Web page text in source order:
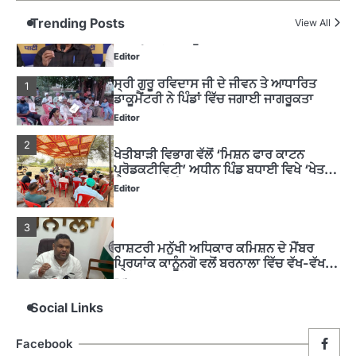
Trending Posts View All
5
ਮੋਦੀ ਜੀ ਪੁਲਿਸ ਦੇ ਦਮ ‘ਤੇ ਨੈਸ਼ਨਲ ਟਾਊਨਹਾਲ
ਹਨ- ਕੇਜਰੀਵਾਲ
Editor
1
ਸ੍ਰੀ ਗੁਰੂ ਰਵਿਦਾਸ ਜੀ ਦੇ ਜੀਵਨ ਤੇ ਆਧਾਰਿਤ
ਡਾਕੂਮੈਂਟਰੀ ਨੇ ਪਿੰਡਾਂ ਵਿੱਚ ਜਗਾਈ ਜਾਗਰੂਕਤਾ
Editor
2
ਖੇਤੀਬਾੜੀ ਵਿਭਾਗ ਵੱਲੋਂ ‘ਮਿਸ਼ਨ ਫਾਰ ਕਾਟਨ
ਪ੍ਰੋਡਕਟੀਵਿਟੀ’ ਅਧੀਨ ਪਿੰਡ ਬਧਾਈ ਵਿਖੇ ‘ਖੇਤ
ਦਿਵਸ’ ਆਯੋਜਿਤ
Editor
3
ਰਾਸ਼ਟਰੀ ਮਨੁੱਖੀ ਅਧਿਕਾਰ ਕਮਿਸ਼ਨ ਦੇ ਮੈਂਬਰ
ਪ੍ਰਿਯਾਂਕ ਕਾਨੂੰਨਗੋ ਵਲੋਂ ਬਰਨਾਲਾ ਵਿੱਚ ਵੱਖ-ਵੱਖ
ਸਕੀਮਾਂ ਦਾ ਜਾਇਜ਼ਾ
Editor
ਹੁਸ਼ਿਆਰਪੁਰ ਜ਼ਿਲ੍ਹੇ ਵ‘ ਈ.ਐੱਫ. ਡਿਜੀਟਾਈਜ਼ੇਸ਼ਨ
Social Links
Facebook